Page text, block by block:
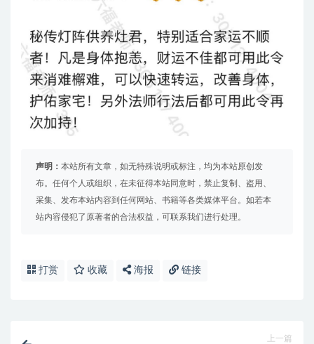
声明： 本站所有文章，如无特殊说明或标注，均为本站原创发
布。任何个人或组织，在未征得本站同意时，禁止复制、盗用、
采集、发布本站内容到任何网站、书籍等各类媒体平台。如若本
站内容侵犯了原著者的合法权益，可联系我们进行处理。
打赏 收藏 海报 链接
上一篇